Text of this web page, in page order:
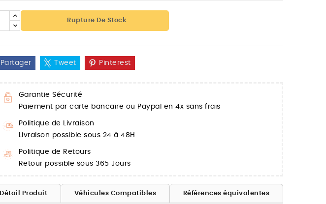
Rupture De Stock
Partager Tweet Pinterest
Garantie Sécurité
Paiement par carte bancaire ou Paypal en 4x sans frais
Politique de Livraison
Livraison possible sous 24 à 48H
Politique de Retours
Retour possible sous 365 Jours
Détail Produit Véhicules Compatibles Références équivalentes